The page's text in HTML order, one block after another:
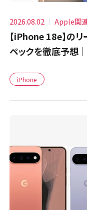
2026.08.02 Apple関
【iPhone 18e】のリ
ペックを徹底予想
iPhone